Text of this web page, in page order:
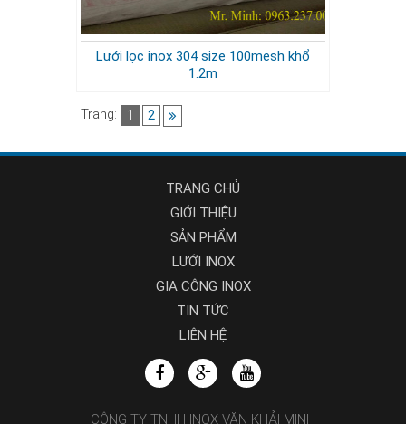
Lưới lọc inox 304 size 100mesh khổ
1.2m
Trang: 1 2
TRANG CHỦ
GIỚI THIỆU
SẢN PHẨM
LƯỚI INOX
GIA CÔNG INOX
TIN TỨC
LIÊN HỆ
CÔNG TY TNHH INOX VĂN KHẢI MINH